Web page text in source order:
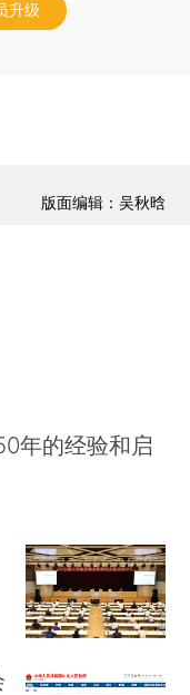
升级
版面编辑：吴秋晗
年的经验和启